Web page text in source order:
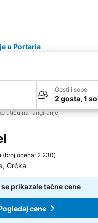
u Portaria
Gosti i sobe
2 gosta, 1
utiču na rangiranje
(broj ocena: 2.230)
Grčka
prikazale tačne cene
Pogledaj cene
prikazale tačne cene
cene